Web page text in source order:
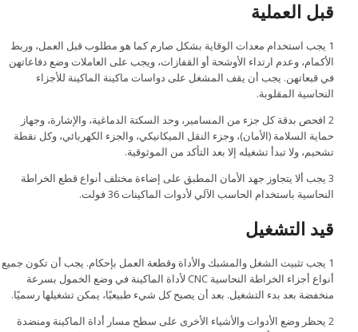
قبل العملية
1 يجب استخدام معدات الوقاية بشكل صارم كما هو مطلوب قبل العمل، وربط
الأكمام، وعدم ارتداء الأوشحة أو القفازات، ويجب على العاملات وضع دفاعاتهن
في قبعاتهن. يجب أن يقف المشغل على دواسات ماكينة الماكينة للأجزاء
النحاسية المقلوبة.
2 افحص بدقة كل جزء من المسامير، وحد السكتة الدماغية، والإشارة، وجهاز
حماية السلامة (الأمان)، وجزء النقل الميكانيكي، والجزء الكهربائي، وكل نقطة
تشحيم، ولا تبدأ تشغيله إلا بعد التأكد من الموثوقية.
3 يجب ألا يتجاوز جهد الأمان المطبق على إضاءة مختلف أنواع قطع الخراطة
النحاسية باستخدام الحاسب الآلي لأدوات الماكينات 36 فولت.
قيد التشغيل
1 يجب تثبيت الشغل والمشبك والأداة وقطعة العمل بإحكام. يجب أن تكون جميع
أنواع أجزاء الخراطة النحاسية CNC لأداة الماكينة في وضع الخمول بسرعة
منخفضة بعد بدء التشغيل. بعد أن يصبح كل شيء طبيعيًا، يمكن تشغيلها رسميًا.
2 يحظر وضع الأدوات والأشياء الأخرى على سطح مسار أداة الماكينة ومنضدة